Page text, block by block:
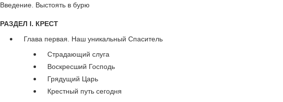
Введение. Выстоять в бурю
РАЗДЕЛ I. КРЕСТ
Глава первая. Наш уникальный Спаситель
Страдающий слуга
Воскресший Господь
Грядущий Царь
Крестный путь сегодня